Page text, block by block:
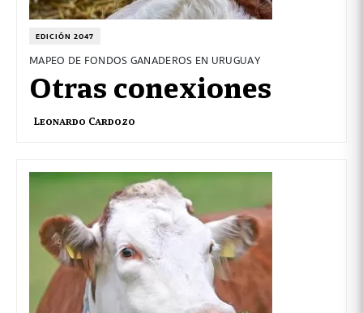
EDICIÓN 2047
MAPEO DE FONDOS GANADEROS EN URUGUAY
Otras conexiones
Leonardo Cardozo